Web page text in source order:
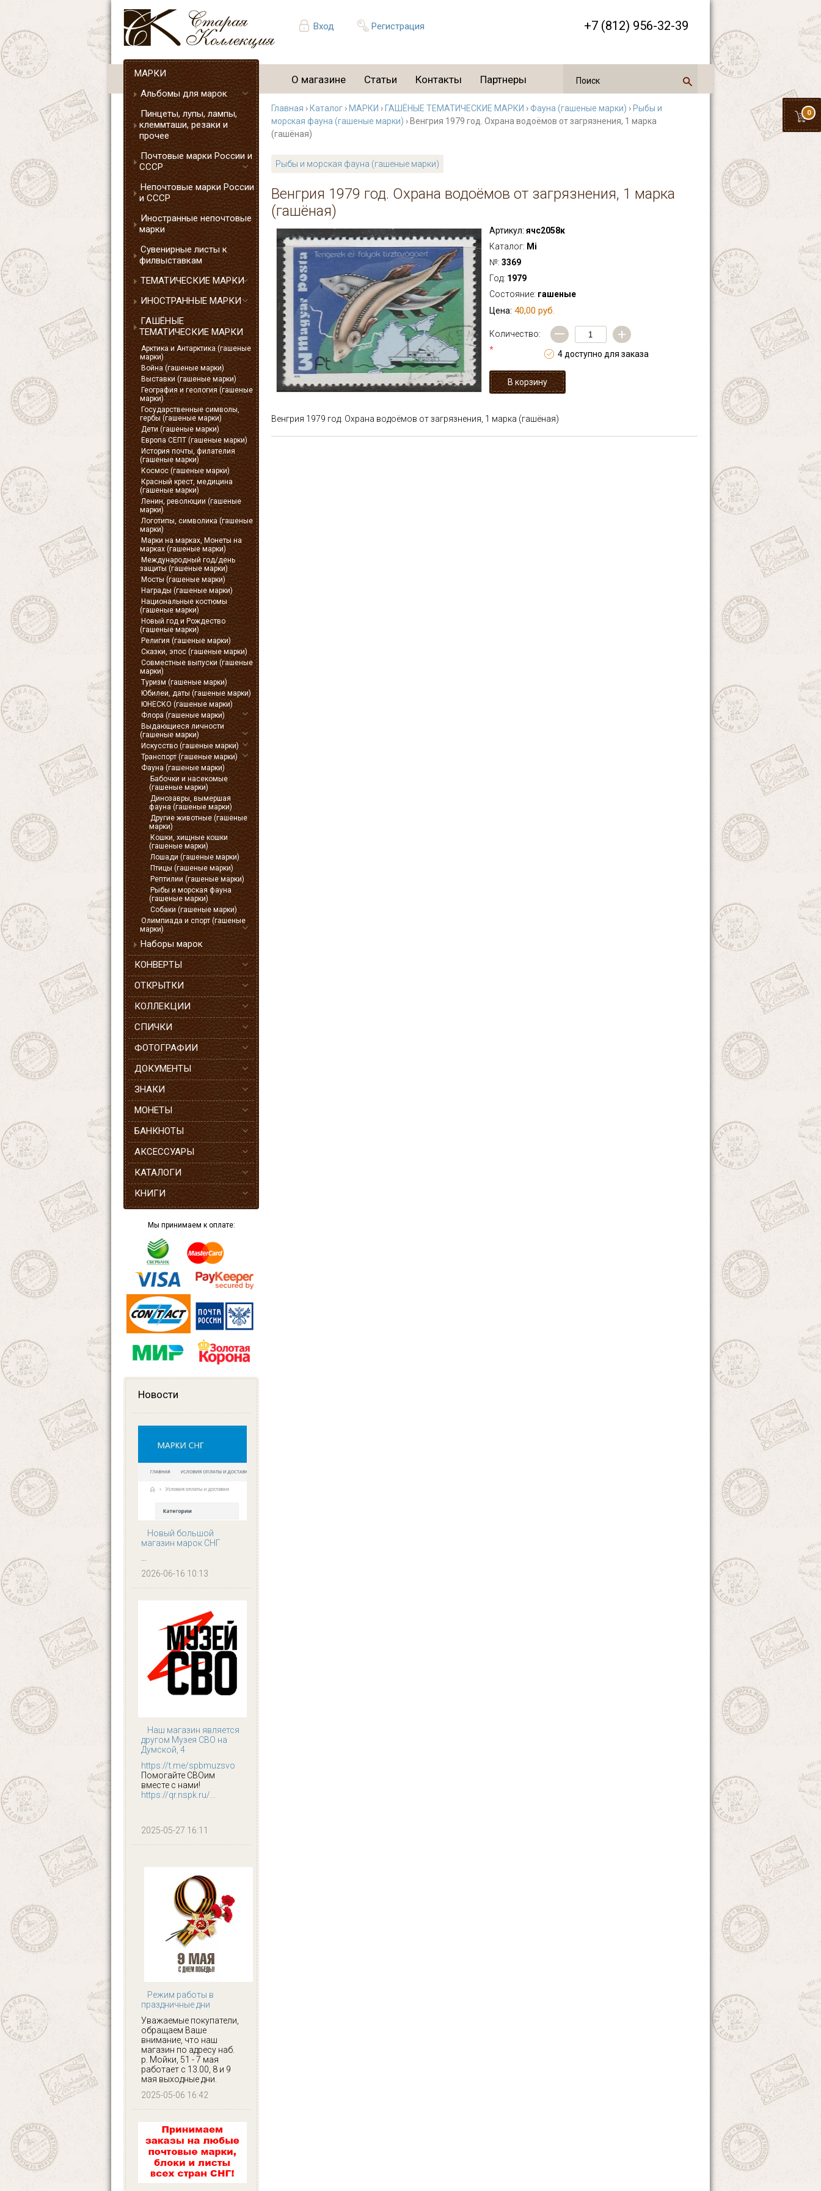
Вход Регистрация +7 (812) 956-32-39
0
О магазине Статьи Контакты Партнеры
МАРКИ
Альбомы для марок
Пинцеты, лупы, лампы,
клеммташи, резаки и
прочее
Почтовые марки России и
СССР
Непочтовые марки России
и СССР
Иностранные непочтовые
марки
Сувенирные листы к
филвыставкам
ТЕМАТИЧЕСКИЕ МАРКИ
ИНОСТРАННЫЕ МАРКИ
ГАШЁНЫЕ
ТЕМАТИЧЕСКИЕ МАРКИ
Арктика и Антарктика (гашеные
марки)
Война (гашеные марки)
Выставки (гашеные марки)
География и геология (гашеные
марки)
Государственные символы,
гербы (гашеные марки)
Дети (гашеные марки)
Европа СЕПТ (гашеные марки)
История почты, филателия
(гашеные марки)
Космос (гашеные марки)
Красный крест, медицина
(гашеные марки)
Ленин, революции (гашеные
марки)
Логотипы, символика (гашеные
марки)
Марки на марках, Монеты на
марках (гашеные марки)
Международный год/день
защиты (гашеные марки)
Мосты (гашеные марки)
Награды (гашеные марки)
Национальные костюмы
(гашеные марки)
Новый год и Рождество
(гашеные марки)
Религия (гашеные марки)
Сказки, эпос (гашеные марки)
Совместные выпуски (гашеные
марки)
Туризм (гашеные марки)
Юбилеи, даты (гашеные марки)
ЮНЕСКО (гашеные марки)
Флора (гашеные марки)
Выдающиеся личности
(гашеные марки)
Искусство (гашеные марки)
Транспорт (гашеные марки)
Фауна (гашеные марки)
Бабочки и насекомые
(гашеные марки)
Динозавры, вымершая
фауна (гашеные марки)
Другие животные (гашеные
марки)
Кошки, хищные кошки
(гашеные марки)
Лошади (гашеные марки)
Птицы (гашеные марки)
Рептилии (гашеные марки)
Рыбы и морская фауна
(гашеные марки)
Собаки (гашеные марки)
Олимпиада и спорт (гашеные
марки)
Наборы марок
КОНВЕРТЫ
ОТКРЫТКИ
КОЛЛЕКЦИИ
СПИЧКИ
ФОТОГРАФИИ
ДОКУМЕНТЫ
ЗНАКИ
МОНЕТЫ
БАНКНОТЫ
АКСЕССУАРЫ
КАТАЛОГИ
КНИГИ
Мы принимаем к оплате:
Новости
Новый большой
магазин марок СНГ
...
2026-06-16 10:13
Наш магазин является
другом Музея СВО на
Думской, 4
https://t.me/spbmuzsvo
Помогайте СВОим
вместе с нами!
https://qr.nspk.ru/...
2025-05-27 16:11
Режим работы в
праздничные дни
Уважаемые покупатели,
обращаем Ваше
внимание, что наш
магазин по адресу наб.
р. Мойки, 51 - 7 мая
работает с 13.00, 8 и 9
мая выходные дни.
2025-05-06 16:42
Главная › Каталог › МАРКИ › ГАШЁНЫЕ ТЕМАТИЧЕСКИЕ МАРКИ ›Фауна (гашеные марки) › Рыбы и
морская фауна (гашеные марки) › Венгрия 1979 год. Охрана водоёмов от загрязнения, 1 марка
(гашёная)
Рыбы и морская фауна (гашеные марки)
Венгрия 1979 год. Охрана водоёмов от загрязнения, 1 марка
(гашёная)
Артикул: ячс2058к
Каталог: Mi
№: 3369
Год: 1979
Состояние: гашеные
Цена: 40,00 руб.
Количество:
*
— +
4 доступно для заказа
Венгрия 1979 год. Охрана водоёмов от загрязнения, 1 марка (гашёная)